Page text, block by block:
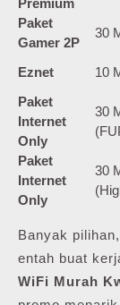
Paket
Gamer 2P
30
Eznet
10
Paket
Internet
Only
30
Paket
Internet
Only
30
Banyak
entah buat
WiFi Murah